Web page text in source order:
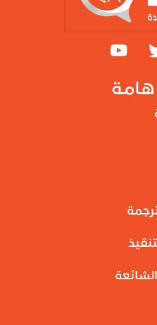
هامة